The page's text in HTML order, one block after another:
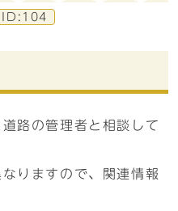
ID:104
路の管理者と相談して
りますので、関連情報